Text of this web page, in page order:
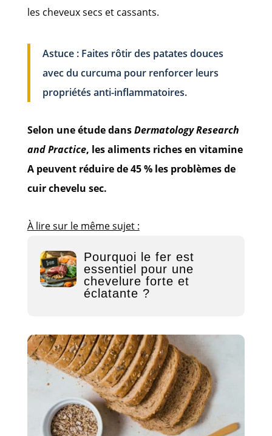
les cheveux secs et cassants.
Astuce : Faites rôtir des patates douces
avec du curcuma pour renforcer leurs
propriétés anti-inflammatoires.
Selon une étude dansDermatology Research
and Practice, les aliments riches en vitamine
A peuvent réduire de 45 % les problèmes de
cuir chevelu sec.
À lire sur le même sujet :
Pourquoi le fer est
essentiel pour une
chevelure forte et
éclatante ?